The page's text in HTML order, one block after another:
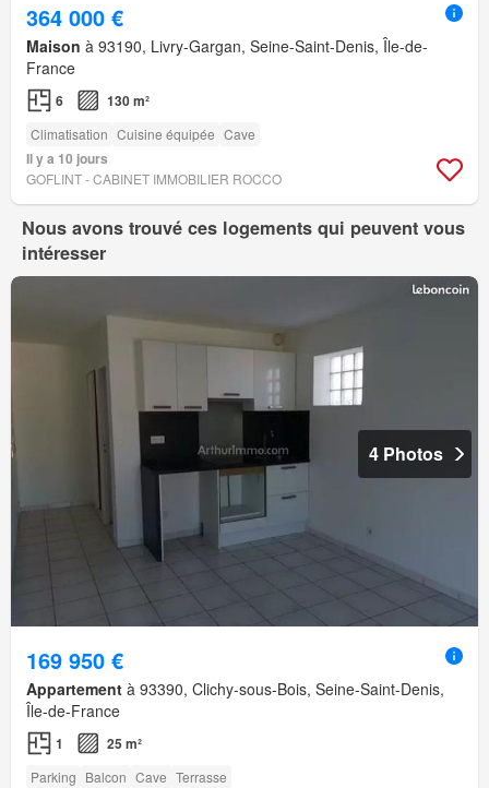
364 000 €
Maison à 93190, Livry-Gargan, Seine-Saint-Denis, Île-de-
France
6 130 m²
Climatisation Cuisine équipée Cave
Il y a 10 jours
GOFLINT - CABINET IMMOBILIER ROCCO
Nous avons trouvé ces logements qui peuvent vous
intéresser
4 Photos
169 950 €
Appartement à 93390, Clichy-sous-Bois, Seine-Saint-Denis,
Île-de-France
1 25 m²
Parking Balcon Cave Terrasse